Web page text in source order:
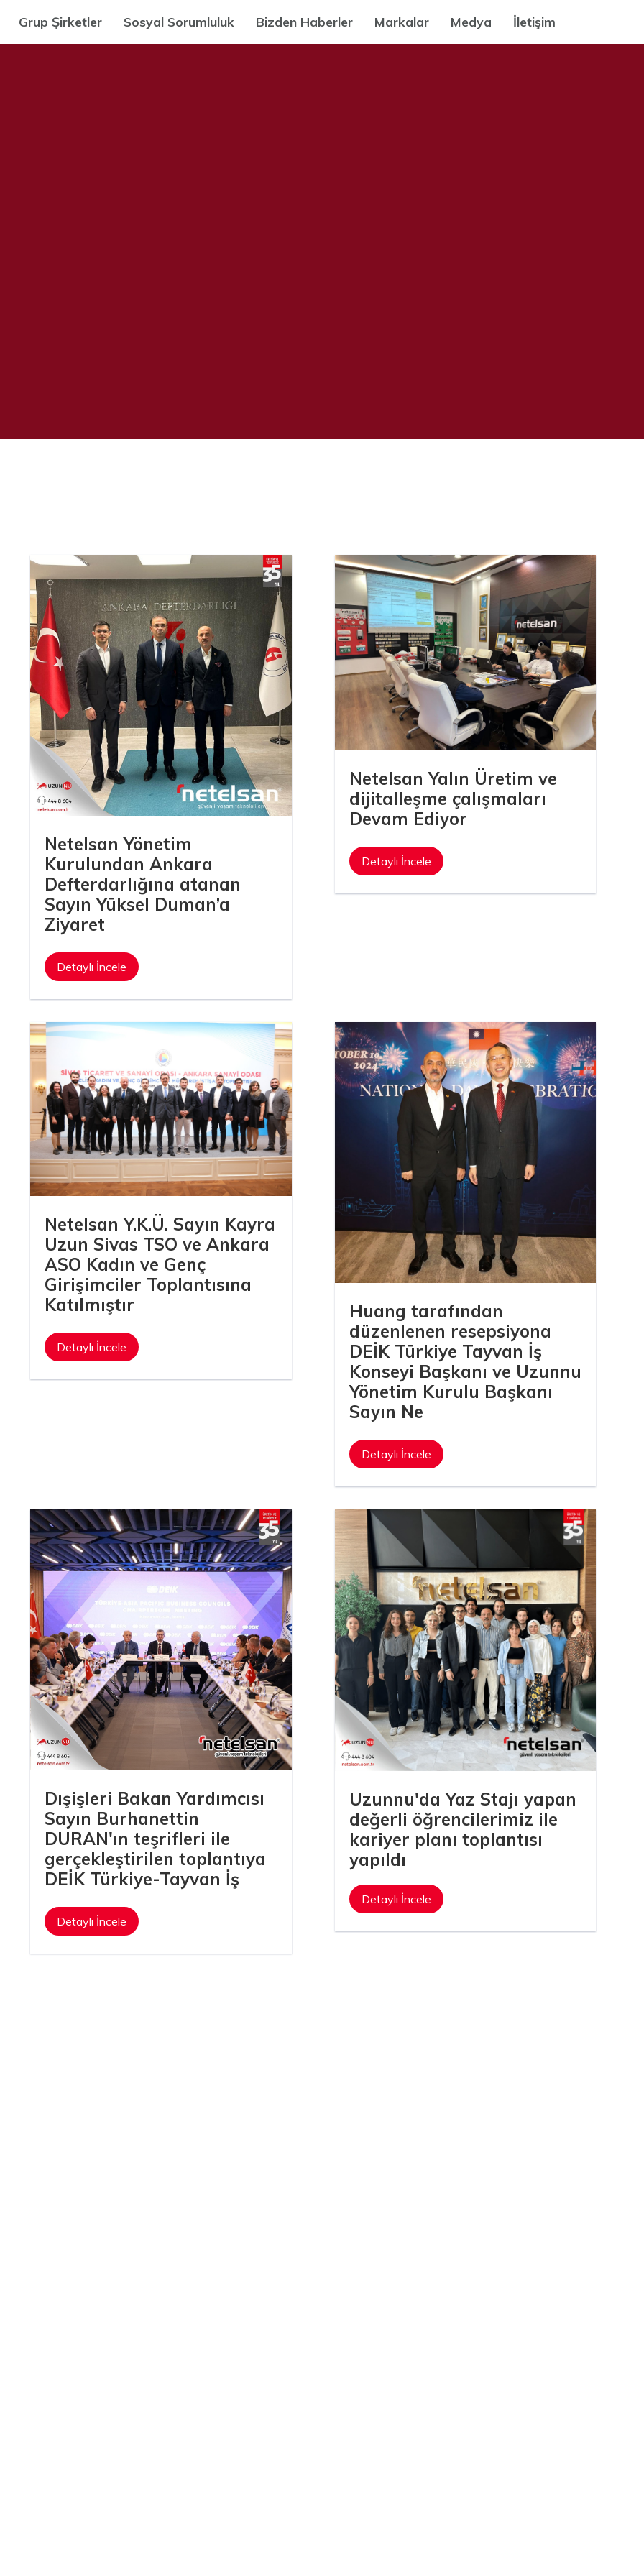
Grup Şirketler Sosyal Sorumluluk Bizden Haberler Markalar Medya İletişim
Netelsan Yönetim
Kurulundan Ankara
Defterdarlığına atanan
Sayın Yüksel Duman’a
Ziyaret
Detaylı İncele
Uzunnu A.Ş.
Netelsan Yalın Üretim ve
dijitalleşme çalışmaları
Devam Ediyor
Detaylı İncele
Netelsan Y.K.Ü. Sayın Kayra
Uzun Sivas TSO ve Ankara
ASO Kadın ve Genç
Girişimciler Toplantısına
Katılmıştır
Detaylı İncele
Huang tarafından
düzenlenen resepsiyona
DEİK Türkiye Tayvan İş
Konseyi Başkanı ve Uzunnu
Yönetim Kurulu Başkanı
Sayın Ne
Detaylı İncele
Dışişleri Bakan Yardımcısı
Sayın Burhanettin
DURAN'ın teşrifleri ile
gerçekleştirilen toplantıya
DEİK Türkiye-Tayvan İş
Detaylı İncele
Uzunnu A.Ş.
Uzunnu'da Yaz Stajı yapan
değerli öğrencilerimiz ile
kariyer planı toplantısı
yapıldı
Detaylı İncele